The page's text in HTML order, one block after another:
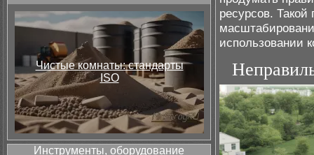
Чистые комнаты: стандарты
ISO
Инструменты, оборудование
ресурсов. Такой
использовании